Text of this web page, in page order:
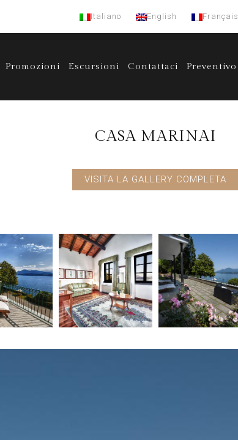
Italiano English Français
Promozioni Escursioni Contattaci Preventivo
CASA MARINAI
VISITA LA GALLERY COMPLETA